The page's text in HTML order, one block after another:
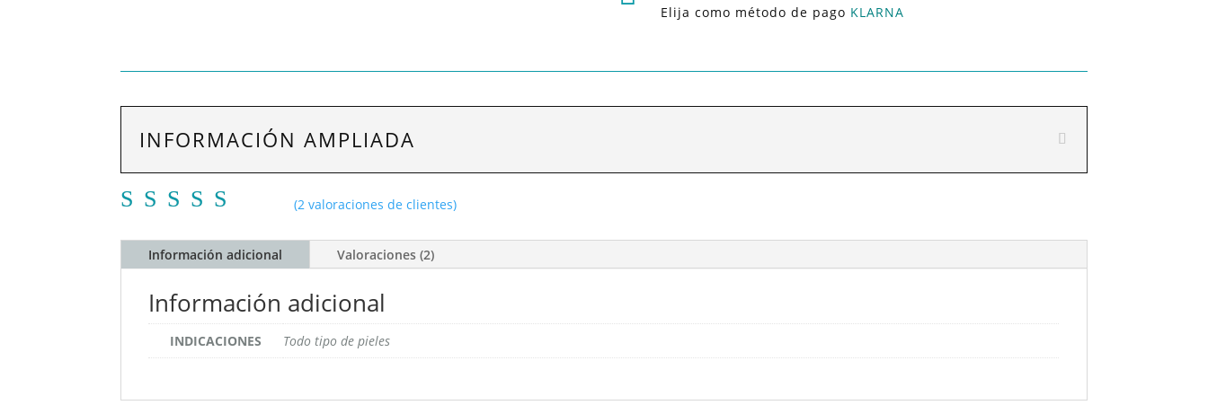
Elija como método de pago KLARNA
INFORMACIÓN AMPLIADA
Valorad
o con
5 en
base a
valoraci
clientes
(2valoraciones de clientes)
Información adicional Valoraciones (2)
Información adicional
INDICACIONES Todo tipo de pieles